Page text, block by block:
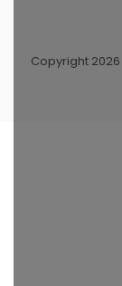
Copyright 2026